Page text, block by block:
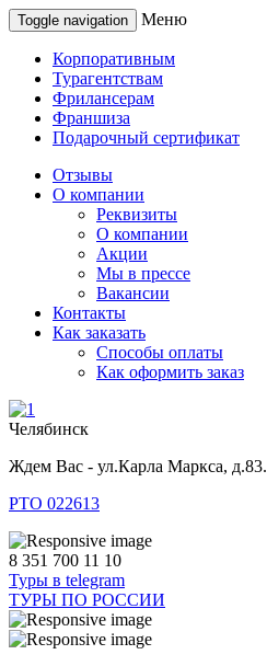
Toggle navigation Меню
Корпоративным
Турагентствам
Фрилансерам
Франшиза
Подарочный сертификат
Отзывы
О компании
Реквизиты
О компании
Акции
Мы в прессе
Вакансии
Контакты
Как заказать
Способы оплаты
Как оформить заказ
Челябинск
Ждем Вас - ул.Карла Маркса, д.83.
РТО 022613
8 351 700 11 10
Туры в telegram
ТУРЫ ПО РОССИИ